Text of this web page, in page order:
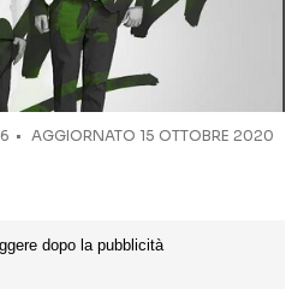
AGGIORNATO 15 OTTOBRE 2020